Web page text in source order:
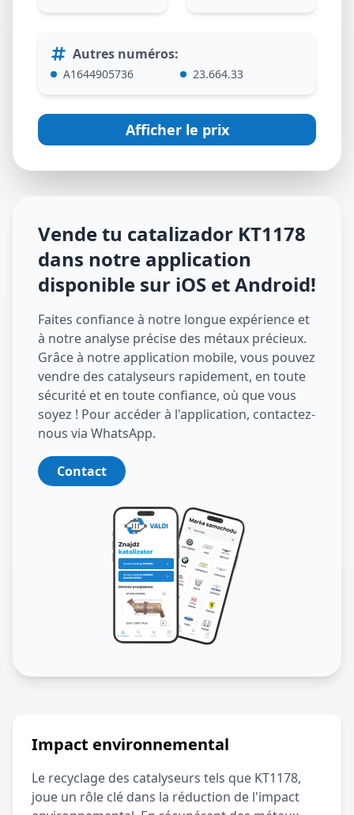
Autres numéros:
A1644905736 23.664.33
Afficher le prix
Vende tu catalizador KT1178
dans notre application
disponible sur iOS et Android!
Faites confiance à notre longue expérience et
à notre analyse précise des métaux précieux.
Grâce à notre application mobile, vous pouvez
vendre des catalyseurs rapidement, en toute
sécurité et en toute confiance, où que vous
soyez ! Pour accéder à l'application, contactez-
nous via WhatsApp.
Contact
Impact environnemental
Le recyclage des catalyseurs tels que KT1178,
joue un rôle clé dans la réduction de l'impact